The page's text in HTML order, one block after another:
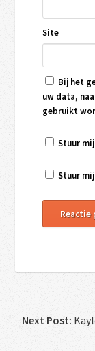
Site
Bij het
uw data,
gebruikt
Stuur
Stuur
Next Post: